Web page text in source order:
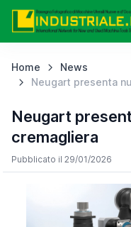
Home
News
Neugart presenta
Neugart
cremagliera
Pubblicato il 29/01/2026